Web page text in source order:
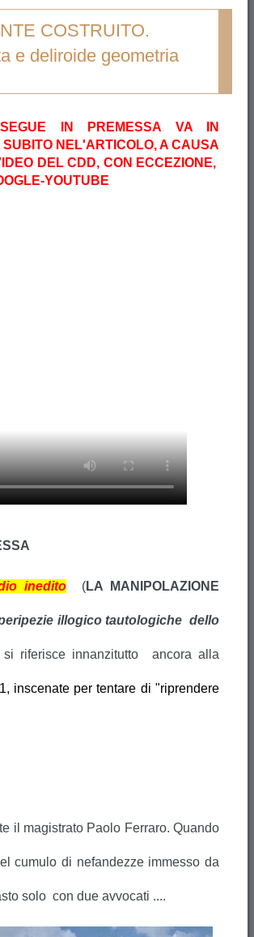
COSTRUITO.
e deliroide geometria
IN PREMESSA VA IN
NEL'ARTICOLO, A CAUSA
DEL CDD, CON ECCEZIONE,
YOUTUBE
inedito (LA MANIPOLAZIONE
illogico tautologiche dello
si riferisce innanzitutto ancora alla
inscenate per tentare di "riprendere
il magistrato Paolo Ferraro. Quando
cumulo di nefandezze immesso da
solo con due avvocati ....